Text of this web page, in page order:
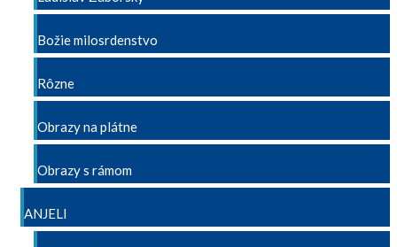
Božie milosrdenstvo
Rôzne
Obrazy na plátne
Obrazy s rámom
ANJELI